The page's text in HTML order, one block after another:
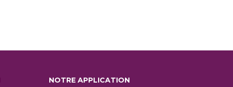
NOTRE APPLICATION